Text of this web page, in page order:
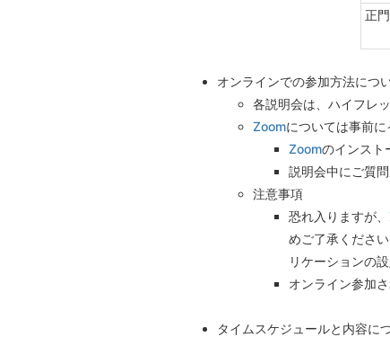
正
オンラインでの参加方法につ
各説明会は、ハイフレ
Zoomについては事前
Zoomのインスト
説明会中にご質
注意事項
恐れ入りますが、
めご了承くださ
リケーションの
オンライン参加
タイムスケジュールと内容に